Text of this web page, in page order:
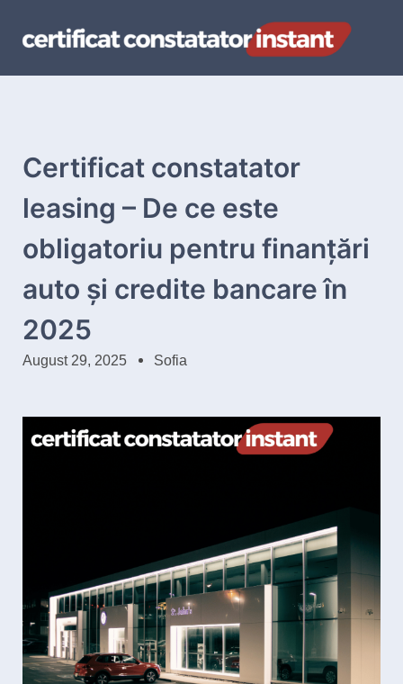
Certificat constatator
leasing – De ce este
obligatoriu pentru finanțări
auto și credite bancare în
2025
August 29, 2025 Sofia